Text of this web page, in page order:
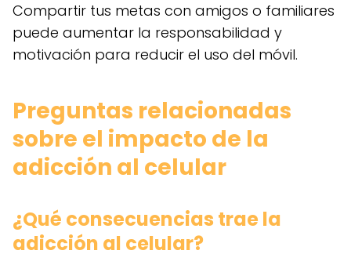
Compartir tus metas con amigos o familiares
puede aumentar la responsabilidad y
motivación para reducir el uso del móvil.
Preguntas relacionadas
sobre el impacto de la
adicción al celular
¿Qué consecuencias trae la
adicción al celular?